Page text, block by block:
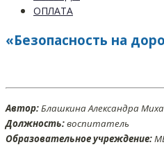
ОПЛАТА
«Безопасность на
Автор:Блашкина Александра
Должность:воспитатель
Образовательное учреждение: